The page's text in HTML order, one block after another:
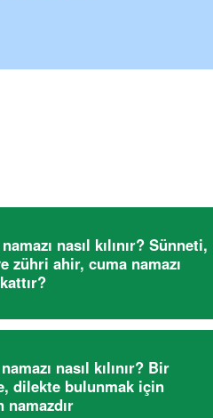
nasıl kılınır? Sünneti,
zühri ahir, cuma namazı
nasıl kılınır? Bir
dilekte bulunmak için
namazdır